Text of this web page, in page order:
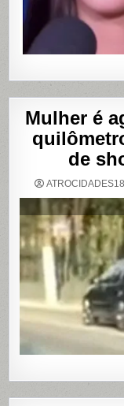
Mulher é
de
ATROCIDADES18